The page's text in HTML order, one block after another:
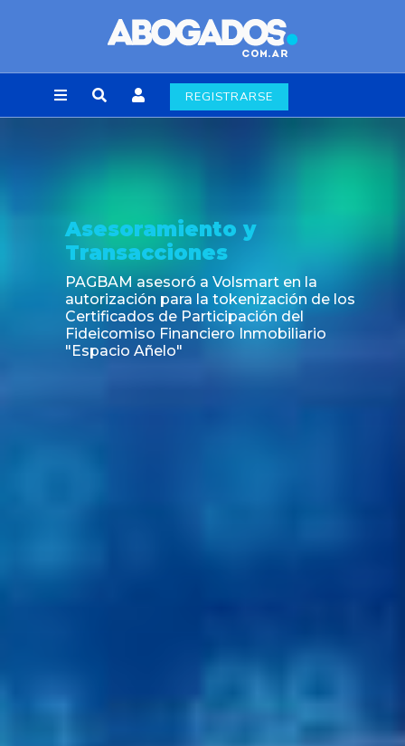
REGISTRARSE
Asesoramiento y
Transacciones
PAGBAM asesoró a Volsmart en la
autorización para la tokenización de los
Certificados de Participación del
Fideicomiso Financiero Inmobiliario
"Espacio Añelo"